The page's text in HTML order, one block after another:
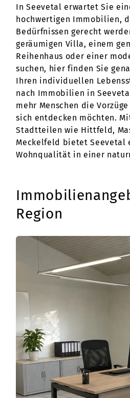
In Seevetal erwartet Sie
hochwertigen Immobilien,
Bedürfnissen gerecht
geräumigen Villa, einem
Reihenhaus oder einer
suchen, hier finden Sie
Ihren individuellen
nach Immobilien in
mehr Menschen die
sich entdecken möchten.
Stadtteilen wie Hittfeld,
Meckelfeld bietet Seevetal
Wohnqualität in einer
Region